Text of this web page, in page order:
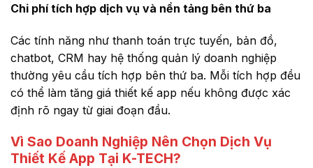
Chi phí tích hợp dịch vụ và nền tảng bên thứ ba
Các tính năng như thanh toán trực tuyến, bản đồ,
chatbot, CRM hay hệ thống quản lý doanh nghiệp
thường yêu cầu tích hợp bên thứ ba. Mỗi tích hợp đều
có thể làm tăng giá thiết kế app nếu không được xác
định rõ ngay từ giai đoạn đầu.
Vì Sao Doanh Nghiệp Nên Chọn Dịch Vụ
Thiết Kế App Tại K-TECH?